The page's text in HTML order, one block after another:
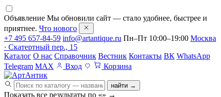
Объявление Мы обновили сайт — стало удобнее, быстрее и
приятнее. Что нового
+7 495 657-84-59 info@artantique.ru Пн–Пт 10:00–19:00 Москва
· Скатертный пер., 15
Каталог О нас Справочник Вестник Контакты ВК WhatsApp
Telegram MAX Вход Корзина
найти →
Показать все результаты по «» →